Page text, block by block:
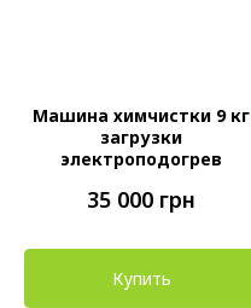
Машина химчистки 9 кг
загрузки
электроподогрев
35 000 грн
Купить